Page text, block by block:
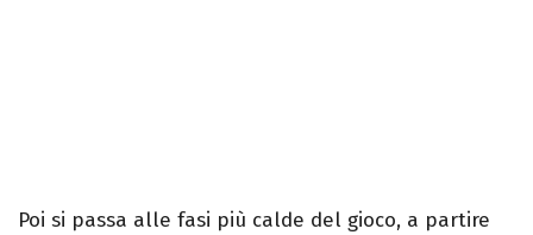
Poi si passa alle fasi più calde del gioco, a partire